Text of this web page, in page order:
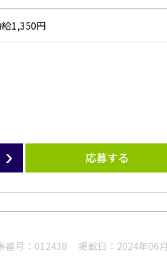
1,350円
応募する
番号： 012438 掲載日： 2024年06